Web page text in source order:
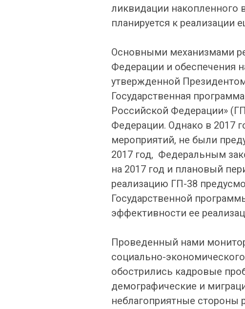
ликвидации накопленного
планируется к реализации
Основными механизмами
Федерации и обеспечения
утвержденной
Государственная
Российской Федерации»
Федерации. Однако в 2017
мероприятий, не были
2017 год, Федеральным
на 2017 год и плановый
реализацию ГП-38
Государственной
эффективности ее
Проведенный нами
социально-
обострились кадровые
демографические и
неблагоприятные